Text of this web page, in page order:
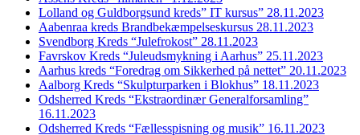
Lolland og Guldborgsund kreds” IT kursus” 28.11.2023
Aabenraa kreds Brandbekæmpelseskursus 28.11.2023
Svendborg Kreds “Julefrokost” 28.11.2023
Favrskov Kreds “Juleudsmykning i Aarhus” 25.11.2023
Aarhus kreds “Foredrag om Sikkerhed på nettet” 20.11.2023
Aalborg Kreds “Skulpturparken i Blokhus” 18.11.2023
Odsherred Kreds “Ekstraordinær Generalforsamling”
16.11.2023
Odsherred Kreds “Fællesspisning og musik” 16.11.2023